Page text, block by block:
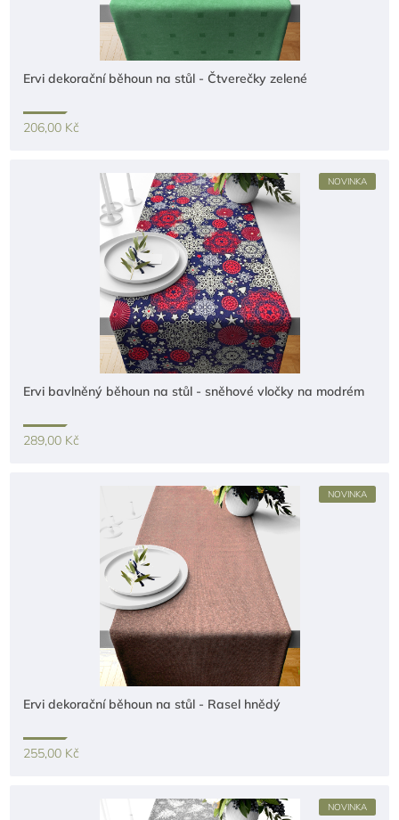
Ervi dekorační běhoun na stůl - Čtverečky zelené
206,00 Kč
NOVINKA
Ervi bavlněný běhoun na stůl - sněhové vločky na modrém
289,00 Kč
NOVINKA
Ervi dekorační běhoun na stůl - Rasel hnědý
255,00 Kč
NOVINKA